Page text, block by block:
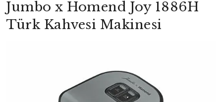
Jumbo x Homend Joy 1886H
Türk Kahvesi Makinesi